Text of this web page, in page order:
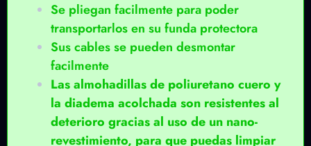
Se pliegan facilmente para poder
transportarlos en su funda protectora
Sus cables se pueden desmontar
facilmente
Las almohadillas de poliuretano cuero y
la diadema acolchada son resistentes al
deterioro gracias al uso de un nano-
revestimiento, para que puedas limpiar